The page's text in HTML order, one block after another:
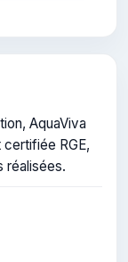
AquaViva
RGE,
réalisées.